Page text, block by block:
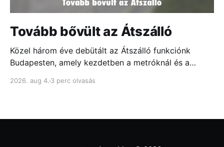
Tovább bővült az Átszálló
Közel három éve debütált az Átszálló funkciónk
Budapesten, amely kezdetben a metróknál és a
ajtóhoz állj a leggyorsabb átszállás érdekében...
2026. aug 4. 3 perc olvasás